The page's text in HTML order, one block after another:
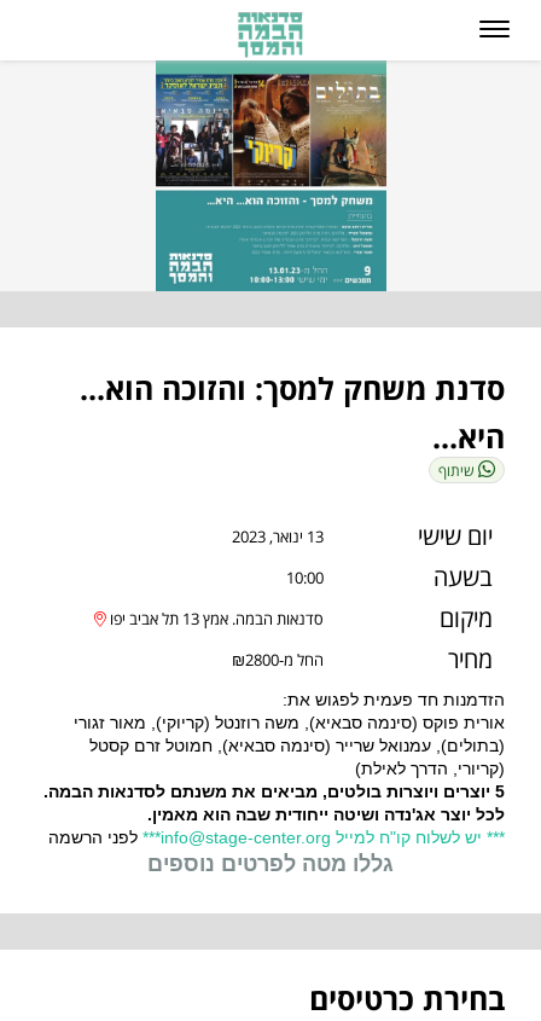
סדנת משחק למסך: והזוכה הוא...
היא...
שיתוף
יום שישי 13 ינואר, 2023
בשעה 10:00
מיקום
מחיר
החל מ-₪2800
הזדמנות חד פעמית לפגוש את:
אורית פוקס (סינמה סבאיא), משה רוזנטל (קריוקי), מאור זגורי
(בתולים), עמנואל שרייר (סינמה סבאיא), חמוטל זרם קסטל
(קריורי, הדרך לאילת)
5 יוצרים ויוצרות בולטים, מביאים את משנתם לסדנאות הבמה.
לכל יוצר אג'נדה ושיטה ייחודית שבה הוא מאמין.
*** יש לשלוח קו"ח למייל info@stage-center.org
*** לפני הרשמה
גללו מטה לפרטים נוספים
בחירת כרטיסים